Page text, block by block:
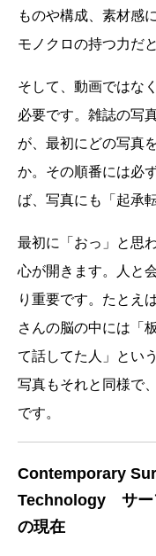
ものや構成、素材感
モノクロの持つ力だ
そして、動画ではな
必要です。雑誌の写
が、最初にどの写真
か。その順番には必
ば、写真にも「起承
最初に「おっ」と思
心が開きます。人と
り重要です。たとえ
さんの脳の中には「
て話してた人」とい
写真もそれと同様で
です。
Contemporary
Technology サー
の現在